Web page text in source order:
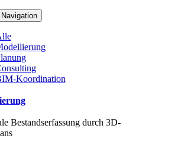
Koordination
Bestandserfassung durch 3D-